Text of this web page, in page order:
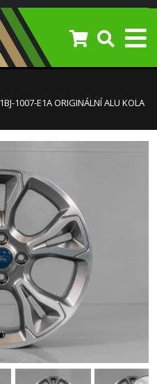
1007-E1A ORIGINÁLNÍ ALU KOLA